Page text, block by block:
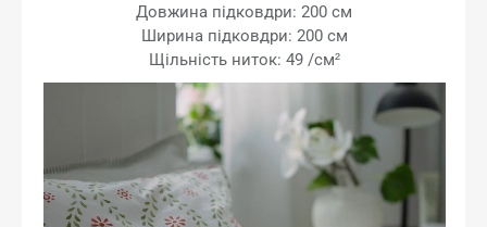
Довжина підковдри: 200 см
Ширина підковдри: 200 см
Щільність ниток: 49 /см²